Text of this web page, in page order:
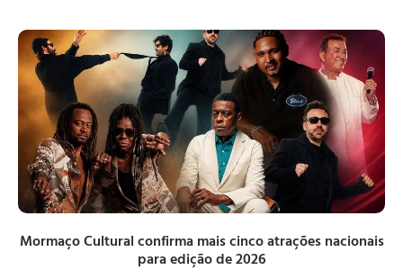
Mormaço Cultural confirma mais cinco atrações nacionais
para edição de 2026